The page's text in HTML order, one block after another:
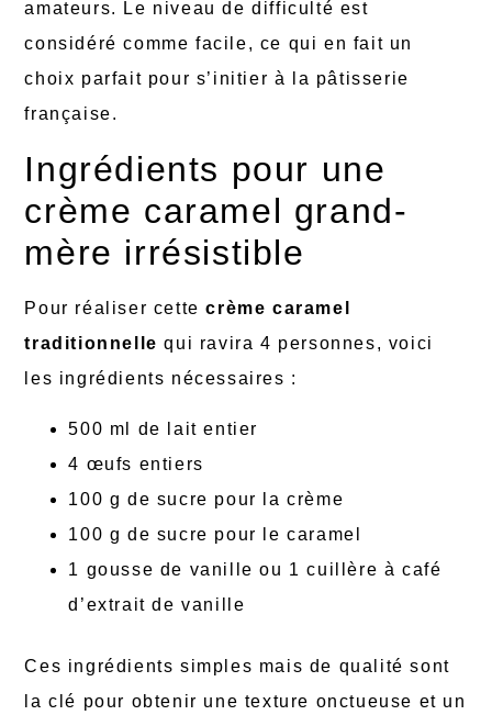
amateurs. Le niveau de difficulté est
considéré comme facile, ce qui en fait un
choix parfait pour s’initier à la pâtisserie
française.
Ingrédients pour une
crème caramel grand-
mère irrésistible
Pour réaliser cettecrème caramel
traditionnelle qui ravira 4 personnes, voici
les ingrédients nécessaires :
500 ml de lait entier
4 œufs entiers
100 g de sucre pour la crème
100 g de sucre pour le caramel
1 gousse de vanille ou 1 cuillère à café
d’extrait de vanille
Ces ingrédients simples mais de qualité sont
la clé pour obtenir une texture onctueuse et un